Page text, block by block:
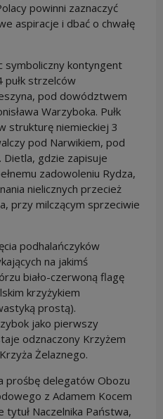
powinni zaznaczyć
aspiracje i dbać o chwałę
symboliczny kontyngent
strzelców
pod dowództwem
Warzyboka. Pułk
strukturę niemieckiej 3
pod Narwikiem, pod
gdzie zapisuje
zadowoleniu Rydza,
nielicznych przecież
przy milczącym sprzeciwie
podhalańczyków
na jakimś
biało-czerwoną flagę
krzyżykiem
prostą).
jako pierwszy
odznaczony Krzyżem
Żelaznego.
prośbę delegatów Obozu
z Adamem Kocem
tytuł Naczelnika Państwa,